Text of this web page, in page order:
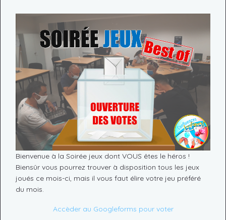
PARTENAIRES
PRESSE
CONTACT
CONNEXION
Bienvenue à la Soirée jeux dont VOUS êtes le héros !
Biensûr vous pourrez trouver à disposition tous les jeux
joués ce mois-ci, mais il vous faut élire votre jeu préféré
du mois.
Accèder au Googleforms pour voter